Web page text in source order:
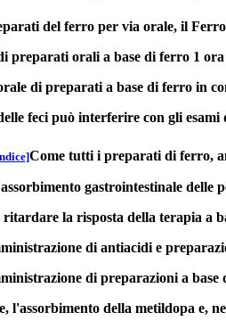
del ferro per via orale, il
preparati orali a base di ferro 1
di preparati a base di ferro in
feci può interferire con gli
Come tutti i preparati di ferro,
gastrointestinale delle
la risposta della terapia a
di antiacidi e
di preparazioni a
l'assorbimento della metildopa e,